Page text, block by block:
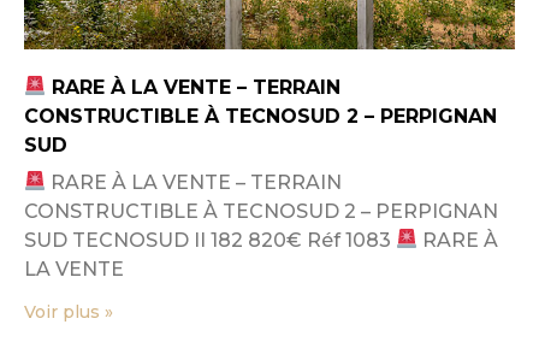
RARE À LA VENTE – TERRAIN
CONSTRUCTIBLE À TECNOSUD 2 – PERPIGNAN
SUD
RARE À LA VENTE – TERRAIN
CONSTRUCTIBLE À TECNOSUD 2 – PERPIGNAN
SUD TECNOSUD II 182 820€ Réf 1083
RARE À
LA VENTE
Voir plus »